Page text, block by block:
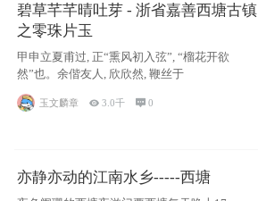
碧草芊芊晴吐芽 - 浙省嘉善西塘古镇
之零珠片玉
甲申立夏甫过, 正“熏风初入弦”, “榴花开欲
然”也。余偕友人, 欣欣然, 鞭丝于
玉文麟章  3.0千 0
亦静亦动的江南水乡-----西塘